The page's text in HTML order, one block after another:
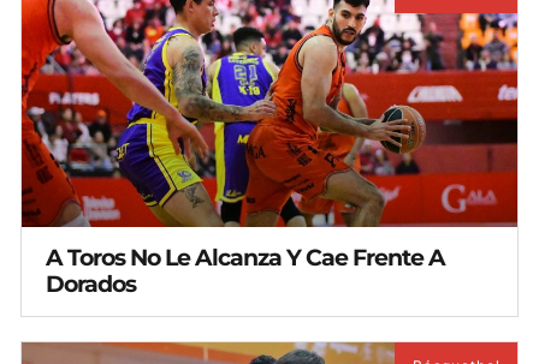
A Toros No Le Alcanza Y Cae Frente A
Dorados